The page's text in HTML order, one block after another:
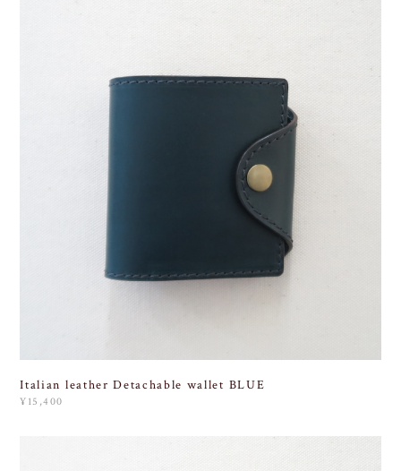
Italian leather Detachable wallet BLUE
¥15,400